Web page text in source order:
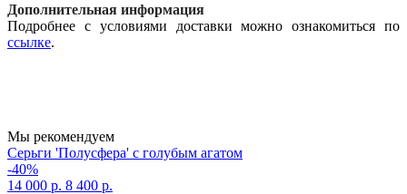
Дополнительная информация
Подробнее с условиями доставки можно ознакомиться по
ссылке.
Мы рекомендуем
Серьги 'Полусфера' с голубым агатом
-40%
14 000 р. 8 400 р.